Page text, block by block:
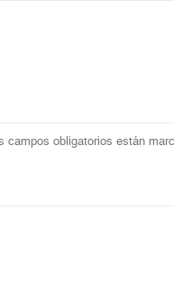
campos obligatorios están